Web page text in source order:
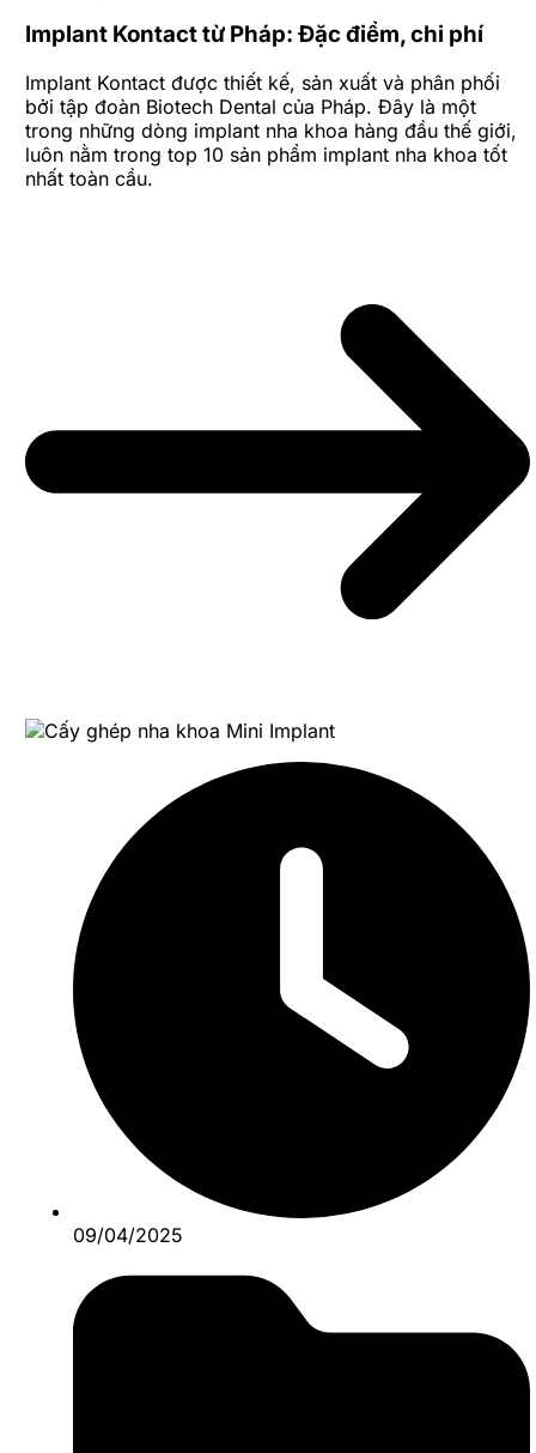
Implant Kontact từ Pháp: Đặc điểm, chi phí
Implant Kontact được thiết kế, sản xuất và phân phối
bởi tập đoàn Biotech Dental của Pháp. Đây là một
trong những dòng implant nha khoa hàng đầu thế giới,
luôn nằm trong top 10 sản phẩm implant nha khoa tốt
nhất toàn cầu.
09/04/2025